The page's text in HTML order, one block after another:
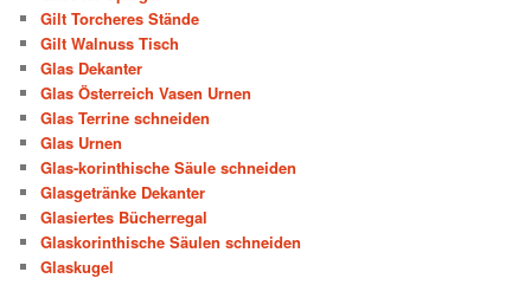
Gilt Torcheres Stände
Gilt Walnuss Tisch
Glas Dekanter
Glas Österreich Vasen Urnen
Glas Terrine schneiden
Glas Urnen
Glas-korinthische Säule schneiden
Glasgetränke Dekanter
Glasiertes Bücherregal
Glaskorinthische Säulen schneiden
Glaskugel